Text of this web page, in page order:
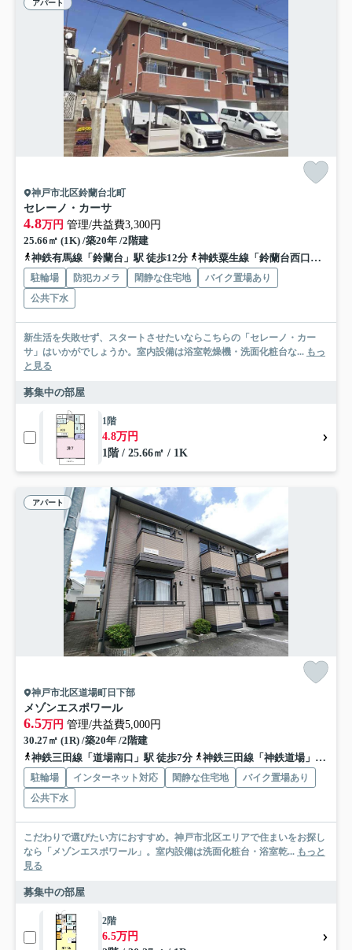
アパート
神戸市北区鈴蘭台北町
セレーノ・カーサ
4.8万円 管理/共益費3,300円
25.66㎡ (1K) /築20年 /2階建
神鉄有馬線「鈴蘭台」駅 徒歩12分
神鉄粟生線「鈴蘭台西口」駅 徒歩19分
駐輪場 防犯カメラ 閑静な住宅地
バイク置場あり
公共下水
新生活を失敗せず、スタートさせたいならこちらの「セレーノ・カー
サ」はいかがでしょうか。室内設備は浴室乾燥機・洗面化粧台な... もっ
と見る
募集中の部屋
1階
4.8万円
1階 / 25.66㎡ / 1K
アパート
神戸市北区道場町日下部
メゾンエスポワール
6.5万円 管理/共益費5,000円
30.27㎡ (1R) /築20年 /2階建
神鉄三田線「道場南口」駅 徒歩7分
神鉄三田線「神鉄道場」駅 徒歩18分
駐輪場 インターネット対応 閑静な住宅地
バイク置場あり
公共下水
こだわりで選びたい方におすすめ。神戸市北区エリアで住まいをお探し
なら「メゾンエスポワール」。室内設備は洗面化粧台・浴室乾... もっと
見る
募集中の部屋
2階
6.5万円